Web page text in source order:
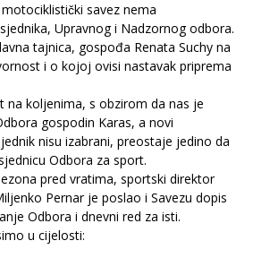
savez nema
Upravnog i Nadzornog odbora.
tajnica, gospođa Renata Suchy na
i o kojoj ovisi nastavak priprema
na koljenima, s obzirom da nas je
gospodin Karas, a novi
nisu izabrani, preostaje jedino da
Odbora za sport.
pred vratima, sportski direktor
Pernar je poslao i Savezu dopis
Odbora i dnevni red za isti.
u cijelosti: